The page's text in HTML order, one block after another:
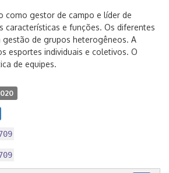
como gestor de campo e líder de
características e funções. Os diferentes
gestão de grupos heterogêneos. A
esportes individuais e coletivos. O
de equipes.